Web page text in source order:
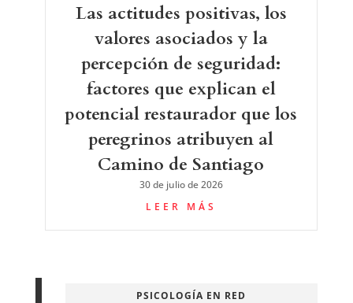
Las actitudes positivas, los
valores asociados y la
percepción de seguridad:
factores que explican el
potencial restaurador que los
peregrinos atribuyen al
Camino de Santiago
30 de julio de 2026
LEER MÁS
PSICOLOGÍA EN RED